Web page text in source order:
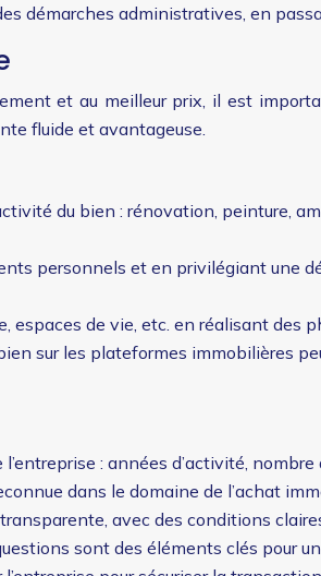
démarches administratives, en
et au meilleur prix, il est
fluide et avantageuse.
du bien : rénovation, peinture,
personnels et en privilégiant une
espaces de vie, etc. en réalisant
sur les plateformes immobilières
: années d’activité,
dans le domaine de l’achat
avec des conditions
sont des éléments clés pour